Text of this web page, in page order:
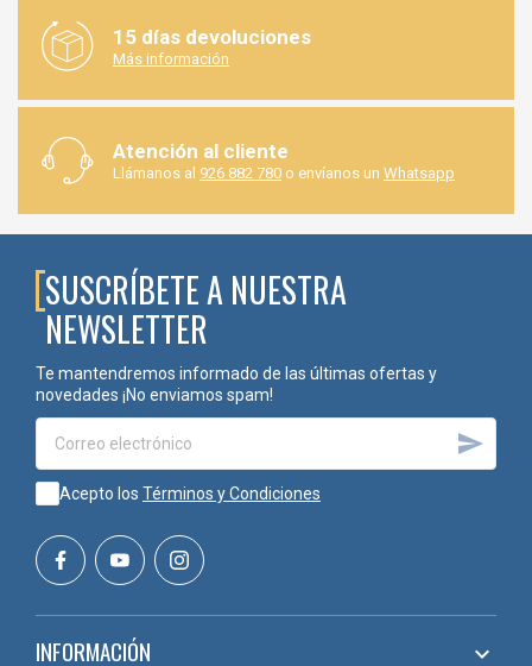
15 días devoluciones
Más información
Atención al cliente
Llámanos al 926 882 780 o envíanos un Whatsapp
SUSCRÍBETE A NUESTRA
NEWSLETTER
Te mantendremos informado de las últimas ofertas y
novedades ¡No enviamos spam!

Acepto los Términos y Condiciones
INFORMACIÓN 